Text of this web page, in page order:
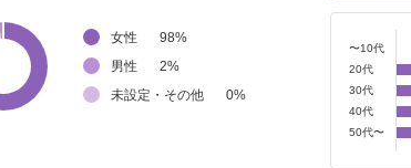
女性 98%
男性
2%
未設定・その他
0%
〜10代
20代
30代
40代
50代〜